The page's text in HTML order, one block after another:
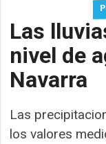
Las
nivel de
Navarra
Las
los valores